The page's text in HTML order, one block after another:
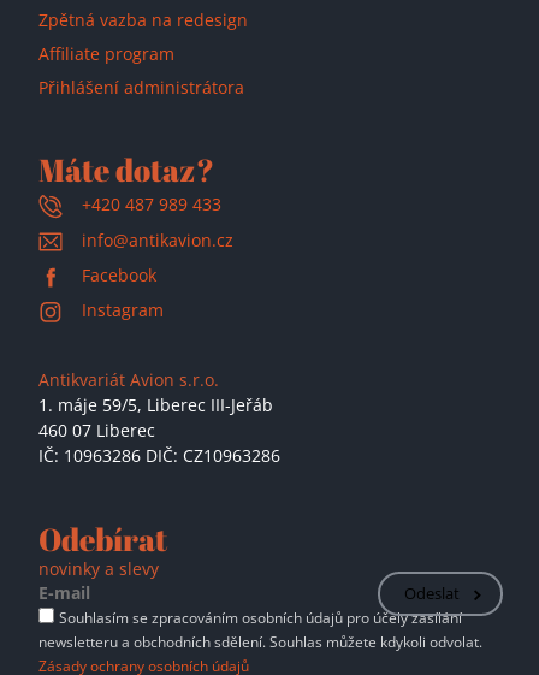
Zpětná vazba na redesign
Affiliate program
Přihlášení administrátora
Máte dotaz?
+420 487 989 433
info@antikavion.cz
Facebook
Instagram
Antikvariát Avion s.r.o.
1. máje 59/5, Liberec III-Jeřáb
460 07 Liberec
IČ: 10963286 DIČ: CZ10963286
Odebírat
novinky a slevy
Odeslat
Souhlasím se zpracováním osobních údajů pro účely zasílání
newsletteru a obchodních sdělení. Souhlas můžete kdykoli odvolat.
Zásady ochrany osobních údajů